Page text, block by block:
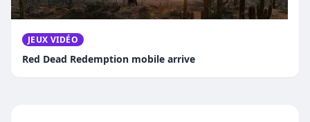
JEUX VIDÉO
Red Dead Redemption mobile arrive